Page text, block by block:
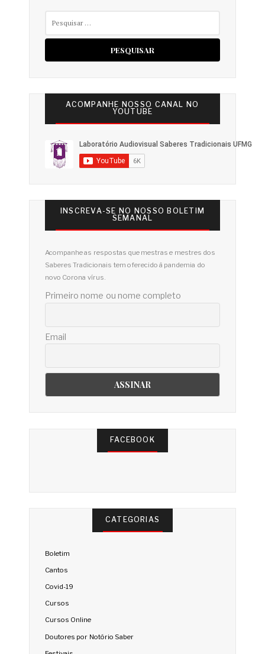
ACOMPANHE NOSSO CANAL NO
YOUTUBE
INSCREVA-SE NO NOSSO BOLETIM
SEMANAL
Acompanhe as respostas que mestras e mestres dos
Saberes Tradicionais tem oferecido à pandemia do
novo Corona vírus.
Primeiro nome ou nome completo
Email
FACEBOOK
CATEGORIAS
Boletim
Cantos
Covid-19
Cursos
Cursos Online
Doutores por Notório Saber